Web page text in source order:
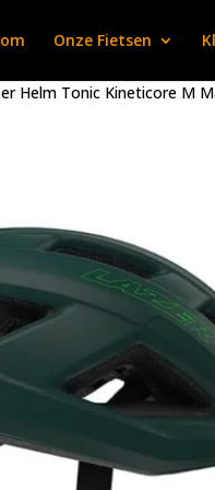
Onze Fietsen
Helm Tonic Kineticore M